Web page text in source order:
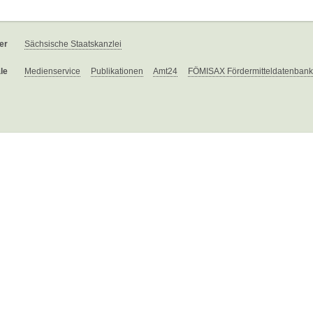
Sächsische Staatskanzlei
Medienservice Publikationen Amt24 FÖMISAX Fördermitteldatenbank